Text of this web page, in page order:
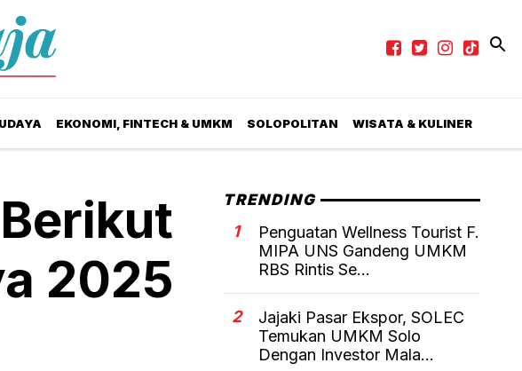
EKONOMI, FINTECH & UMKM SOLOPOLITAN WISATA & KULINER
2025
TRENDING
1
Penguatan Wellness Tourist F.
MIPA UNS Gandeng UMKM
RBS Rintis Se...
2
Jajaki Pasar Ekspor, SOLEC
Temukan UMKM Solo
Dengan Investor Mala...